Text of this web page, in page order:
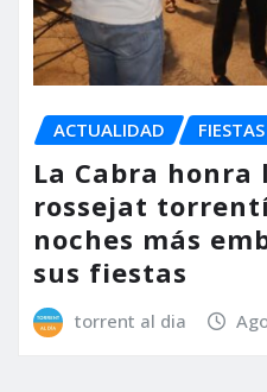
ACTUALIDAD FIESTAS
La Cabra
rossejat
noches más
sus fiestas
torrent al dia